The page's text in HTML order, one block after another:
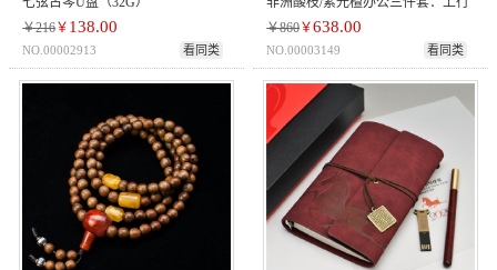
￥216￥ 138.00
NO.00002913 看同类
￥860￥638.00
NO.00003149 看同类